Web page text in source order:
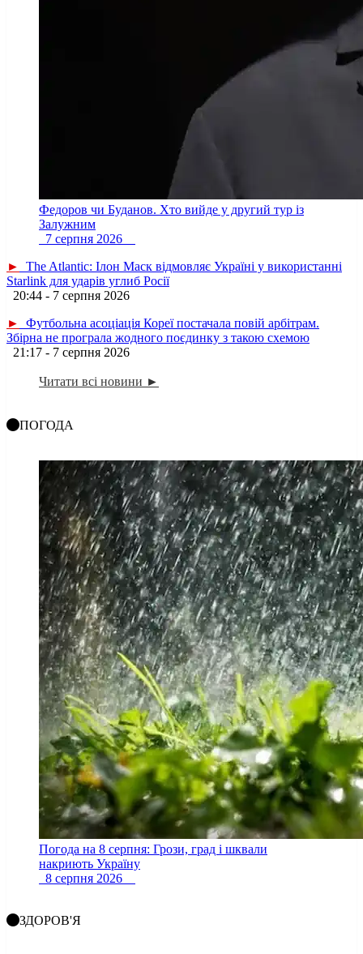
Федоров чи Буданов. Хто вийде у другий тур із
Залужним
7 серпня 2026
►
The Atlantic: Ілон Маск відмовляє Україні у використанні
Starlink для ударів углиб Росії
20:44 - 7 серпня 2026
►
Футбольна асоціація Кореї постачала повій арбітрам.
Збірна не програла жодного поєдинку з такою схемою
21:17 - 7 серпня 2026
Читати всі новини ►
ПОГОДА
Погода на 8 серпня: Грози, град і шквали
накриють Україну
8 серпня 2026
ЗДОРОВ'Я